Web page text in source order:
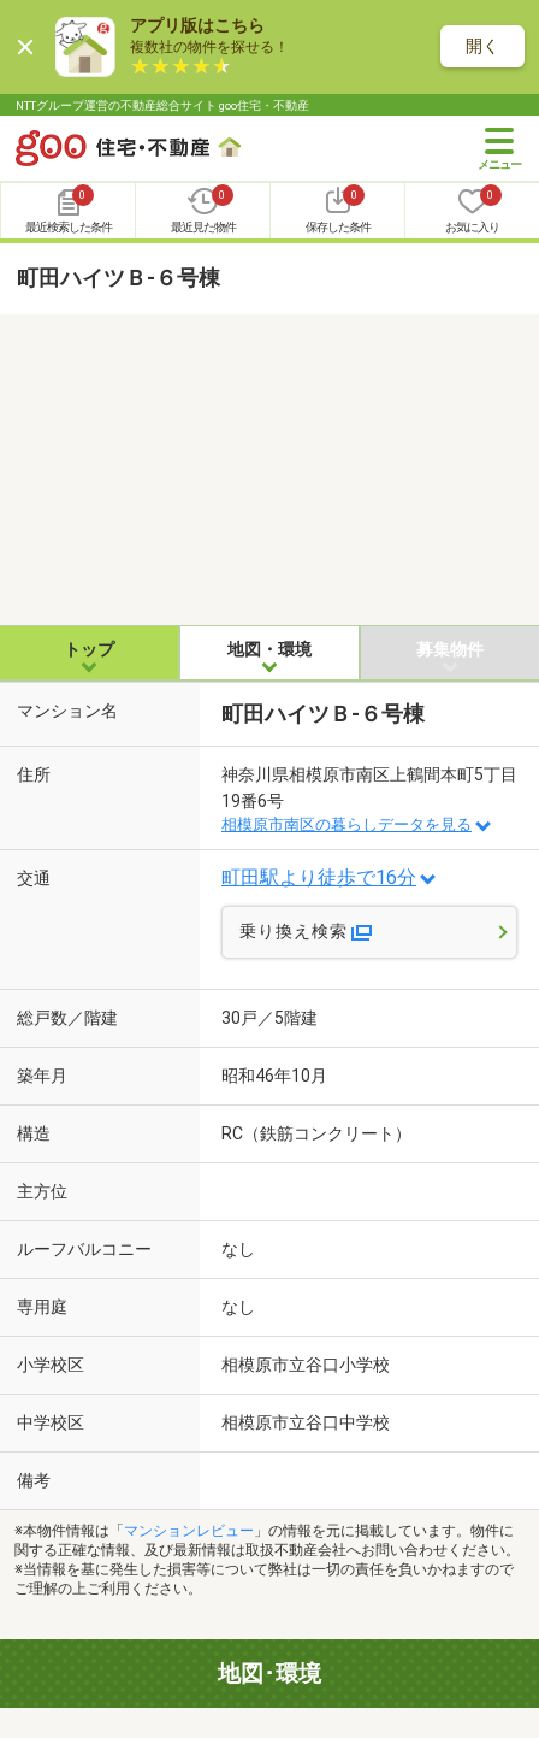
アプリ版はこちら
複数社の物件を探せる！ 開く
NTTグループ運営の不動産総合サイト goo住宅・不動産
0
最近検索した条件
0
最近見た物件
0
保存した条件
0
お気に入り
町田ハイツＢ-６号棟
トップ 地図・環境 募集物件
マンション名 町田ハイツＢ-６号棟
住所
神奈川県相模原市南区上鶴間本町5丁目
19番6号
相模原市南区の暮らしデータを見る
交通 町田駅より徒歩で16分
乗り換え検索
総戸数／階建 30戸／5階建
築年月 昭和46年10月
構造 RC（鉄筋コンクリート）
主方位
ルーフバルコニー なし
専用庭 なし
小学校区 相模原市立谷口小学校
中学校区 相模原市立谷口中学校
備考
※本物件情報は「 マンションレビュー 」の情報を元に掲載しています。物件に
関する正確な情報、及び最新情報は取扱不動産会社へお問い合わせください。
※当情報を基に発生した損害等について弊社は一切の責任を負いかねますので
ご理解の上ご利用ください。
地図･環境